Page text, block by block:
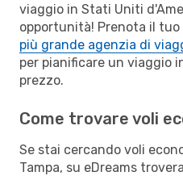
viaggio in Stati Uniti
opportunità! Prenota il tuo
più grande agenzia di
per pianificare un viaggio
prezzo.
Come trovare voli
Se stai cercando voli
Tampa, su eDreams